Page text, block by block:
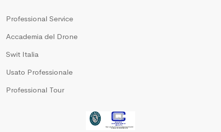
Professional Service
Accademia del Drone
Swit Italia
Usato Professionale
Professional Tour